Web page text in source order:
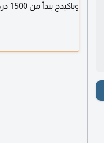
وباكيدج يبدأ من 1500 درهم